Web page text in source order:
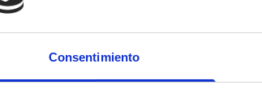
Consentimiento
seguir impulsando la
efectivo al mercado laboral de